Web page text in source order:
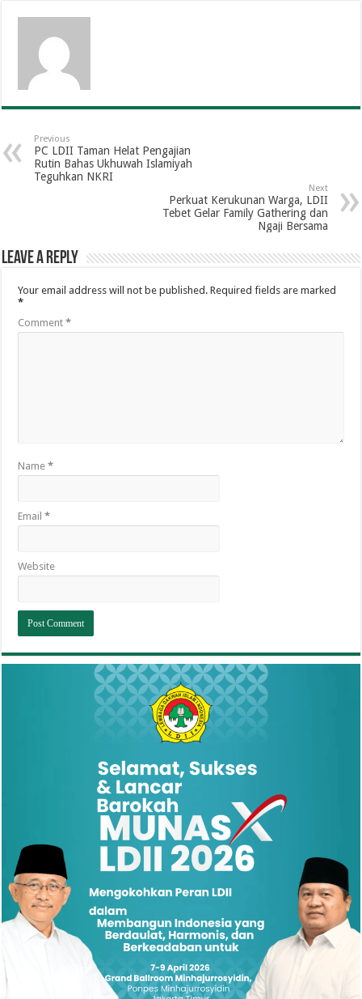
Previous
PC LDII Taman Helat Pengajian
Rutin Bahas Ukhuwah Islamiyah
Teguhkan NKRI
Next
Perkuat Kerukunan Warga, LDII
Tebet Gelar Family Gathering dan
Ngaji Bersama
Leave a Reply
Your email address will not be published. Required fields are marked
*
Comment*
Name*
Email*
Website